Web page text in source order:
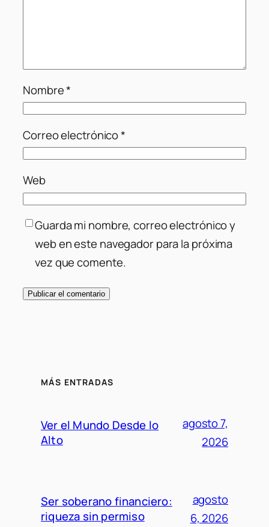
Nombre*
Correo electrónico*
Web
Guarda mi nombre, correo electrónico y
web en este navegador para la próxima
vez que comente.
MÁS ENTRADAS
Ver el Mundo Desde lo
Alto
agosto 7,
2026
Ser soberano financiero:
riqueza sin permiso
agosto
6, 2026